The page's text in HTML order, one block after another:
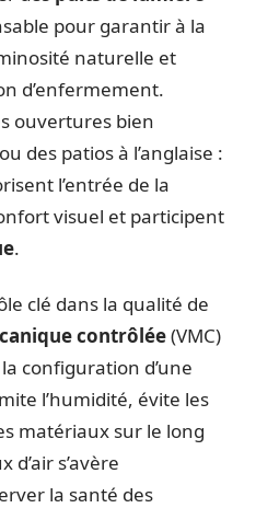
pour garantir à la
naturelle et
d’enfermement.
ouvertures bien
des patios à l’anglaise :
l’entrée de la
visuel et participent
.
clé dans la qualité de
contrôlée(VMC)
configuration d’une
l’humidité, évite les
matériaux sur le long
s’avère
la santé des